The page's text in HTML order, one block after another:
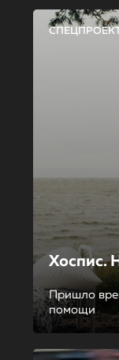
Хоспис.
Пришло
помощи